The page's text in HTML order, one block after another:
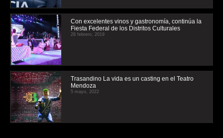
Con excelentes vinos y gastronomía, continúa la
Fiesta Federal de los Distritos Culturales
28 febrero, 2019
Trasandino La vida es un casting en el Teatro
Mendoza
5 mayo, 2022